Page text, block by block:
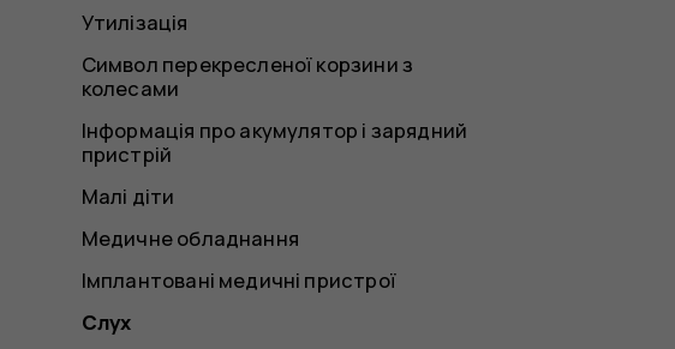
Утилізація
Символ перекресленої корзини з
колесами
Інформація про акумулятор і зарядний
пристрій
Малі діти
Медичне обладнання
Імплантовані медичні пристрої
Слух